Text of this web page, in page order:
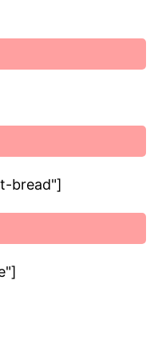
bread"]